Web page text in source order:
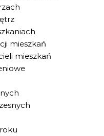
mieszkań
mieszkań